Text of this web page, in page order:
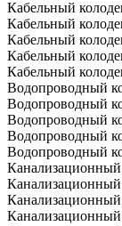
Кабельный
Кабельный
Кабельный
Кабельный
Кабельный
Водопроводный
Водопроводный
Водопроводный
Водопроводный
Водопроводный